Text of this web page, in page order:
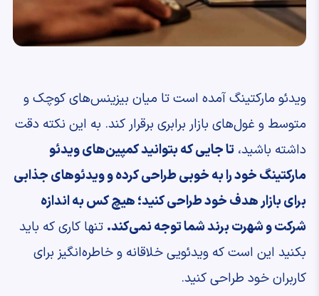
ویدئو مارکتینگ آمده است تا میان بیزینس‌های کوچک و
متوسط و غول‌های بازار برابری برقرار کند. به این نکته دقت
داشته باشید، تا جایی که بتوانید کمپین‌های ویدئو
مارکتینگ خود را به خوبی طراحی کرده و ویدئوهای جذابی
برای بازار هدف خود طراحی کنید؛ هیچ کس به اندازه
شرکت و شهرت برند شما توجه نمی‌کند.تنها کاری که باید
بکنید این است که ویدئویی خلاقانه و خاطره‌انگیز برای
کاربران خود طراحی کنید.